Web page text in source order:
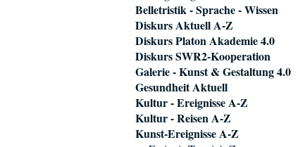
Belletristik - Sprache - Wissen
Diskurs Aktuell A-Z
Diskurs Platon Akademie 4.0
Diskurs SWR2-Kooperation
Galerie - Kunst & Gestaltung 4.0
Gesundheit Aktuell
Kultur - Ereignisse A-Z
Kultur - Reisen A-Z
Kunst-Ereignisse A-Z